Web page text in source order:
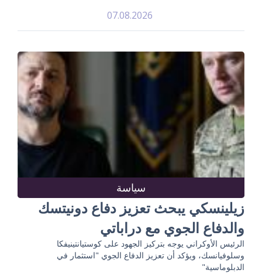
07.08.2026
سياسة
زيلينسكي يبحث تعزيز دفاع دونيتسك
والدفاع الجوي مع دراباتي
الرئيس الأوكراني يوجه بتركيز الجهود على كوستيانتينيفكا
وسلوفيانسك، ويؤكد أن تعزيز الدفاع الجوي "استثمار في
الدبلوماسية"